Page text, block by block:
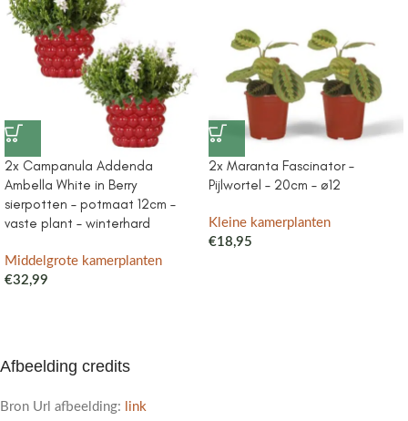
2x Campanula Addenda
Ambella White in Berry
sierpotten – potmaat 12cm –
vaste plant – winterhard
Middelgrote kamerplanten
€32,99
2x Maranta Fascinator –
Pijlwortel – 20cm – ø12
Kleine kamerplanten
€18,95
Afbeelding credits
Bron Url afbeelding:
link